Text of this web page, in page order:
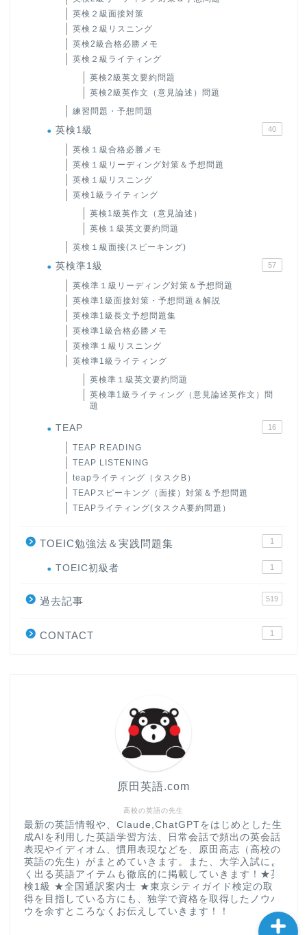
英検２級面接対策
英検２級リスニング
英検2級合格必勝メモ
英検２級ライティング
英検2級英文要約問題
英検2級英作文（意見論述）問題
練習問題・予想問題
英検1級 40
英検１級合格必勝メモ
英検１級リーディング対策＆予想問題
英検１級リスニング
英検1級ライティング
英検1級英作文（意見論述）
英検１級英文要約問題
英検１級面接(スピーキング)
英検準1級 57
英検準１級リーディング対策＆予想問題
英検準1級面接対策・予想問題＆解説
英検準1級長文予想問題集
英検準1級合格必勝メモ
英検準１級リスニング
英検準1級ライティング
英検準１級英文要約問題
英検準1級ライティング（意見論述英作文）問
題
TEAP 16
TEAP READING
TEAP LISTENING
teapライティング（タスクB）
TEAPスピーキング（面接）対策＆予想問題
TEAPライティング(タスクA要約問題）
TOEIC勉強法＆実践問題集 1
TOEIC初級者 1
過去記事 519
CONTACT 1
高校の英語の先生
原田英語.com
最新の英語情報や、Claude,ChatGPTをはじめとした生
成AIを利用した英語学習方法、日常会話で頻出の英会話
表現やイディオム、慣用表現などを、原田高志（高校の
英語の先生）がまとめていきます。また、大学入試によ
く出る英語アイテムも徹底的に掲載していきます！★英
検1級 ★全国通訳案内士 ★東京シティガイド検定の取
得を目指している方にも、独学で資格を取得したノウハ
ウを余すところなくお伝えしていきます！！
大学入試英語対策講座
英語名言・格言・カッコい
い英語＆素敵な英文フレー
CONTACT